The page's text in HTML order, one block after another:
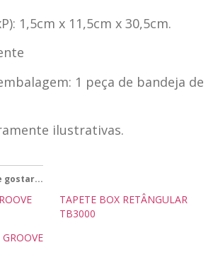
1,5cm x 11,5cm x 30,5cm.
1 peça de bandeja de
ilustrativas.
gostar...
TAPETE BOX RETÂNGULAR
TB3000